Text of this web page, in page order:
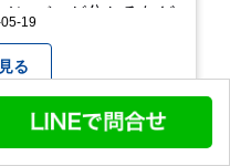
ンバーが分かるなど
施し、お客様や共に
で良くしていく取り
一新！これからも努
19
る
採用について